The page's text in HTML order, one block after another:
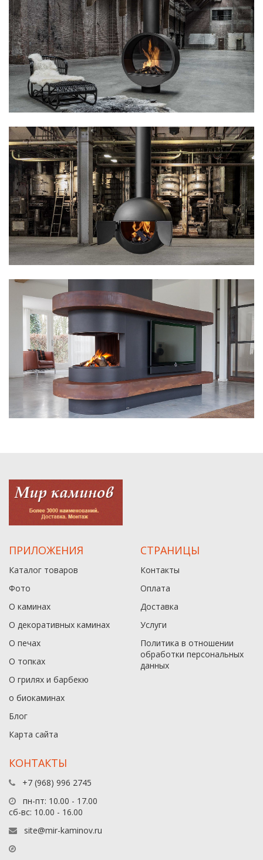
ПРИЛОЖЕНИЯ
Каталог товаров
Фото
О каминах
О декоративных каминах
О печах
О топках
О грилях и барбекю
о биокаминах
Блог
Карта сайта
СТРАНИЦЫ
Контакты
Оплата
Доставка
Услуги
Политика в отношении
обработки персональных
данныx
КОНТАКТЫ
+7 (968) 996 2745
пн-пт: 10.00 - 17.00
сб-вс: 10.00 - 16.00
site@mir-kaminov.ru